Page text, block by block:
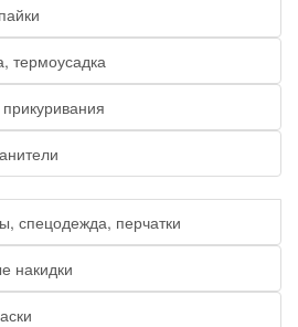
термоусадка
спецодежда, перчатки
накидки